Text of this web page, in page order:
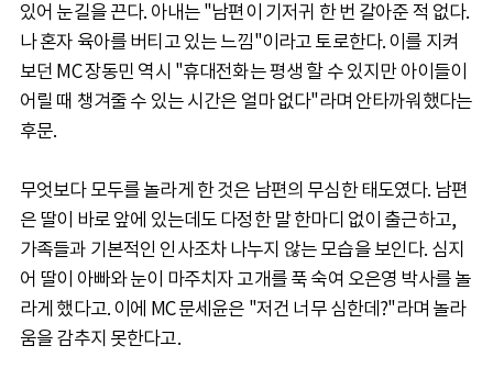
있어 눈길을 끈다. 아내는 "남편이 기저귀 한 번 갈아준 적 없다.
나 혼자 육아를 버티고 있는 느낌"이라고 토로한다. 이를 지켜
보던 MC 장동민 역시 "휴대전화는 평생 할 수 있지만 아이들이
어릴 때 챙겨줄 수 있는 시간은 얼마 없다"라며 안타까워했다는
후문.
무엇보다 모두를 놀라게 한 것은 남편의 무심한 태도였다. 남편
은 딸이 바로 앞에 있는데도 다정한 말 한마디 없이 출근하고,
가족들과 기본적인 인사조차 나누지 않는 모습을 보인다. 심지
어 딸이 아빠와 눈이 마주치자 고개를 푹 숙여 오은영 박사를 놀
라게 했다고. 이에 MC 문세윤은 "저건 너무 심한데?"라며 놀라
움을 감추지 못한다고.